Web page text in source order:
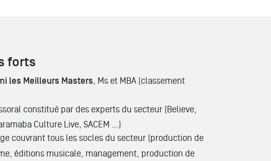
forts
les Meilleurs Masters, Ms et MBA (classement
constitué par des experts du secteur (Believe,
Culture Live, SACEM …)
couvrant tous les socles du secteur (production de
éditions musicale, management, production de